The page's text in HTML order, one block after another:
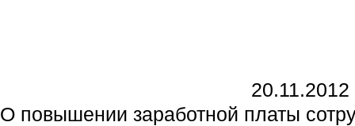
20.11.2012
О повышении заработной платы